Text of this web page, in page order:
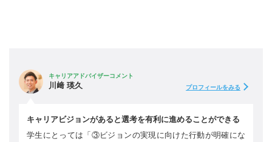
キャリアアドバイザーコメント
川﨑 瑛久 プロフィールをみる
キャリアビジョンがあると選考を有利に進めることができる
学生にとっては「③ビジョンの実現に向けた行動が明確にな